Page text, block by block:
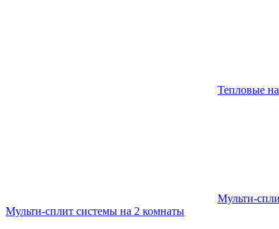
Тепловые
Мульти-
Мульти-сплит системы на 2 комнаты